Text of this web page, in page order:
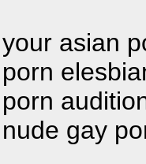
your asian
porn
porn
nude gay